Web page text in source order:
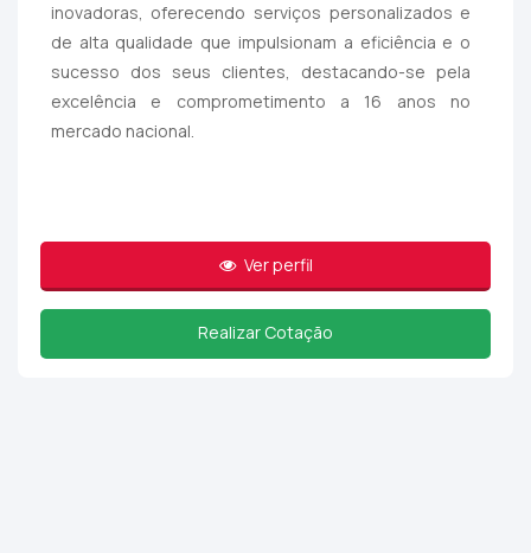
inovadoras, oferecendo serviços personalizados e
de alta qualidade que impulsionam a eficiência e o
sucesso dos seus clientes, destacando-se pela
excelência e comprometimento a 16 anos no
mercado nacional.
Ver perfil
Realizar Cotação